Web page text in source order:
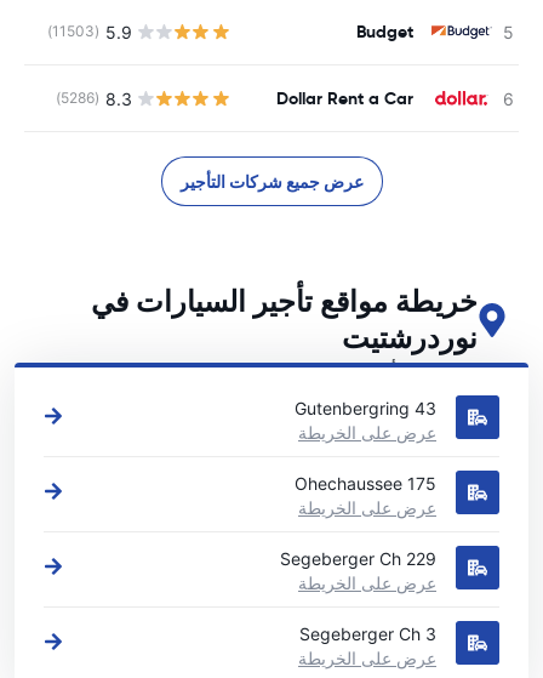
Budget
5.9
(11503)
Dollar Rent a Car
8.3
(5286)
عرض جميع شركات التأجير
خريطة مواقع تأجير السيارات في
نوردرشتيت
اطلع على مواقع تأجير السيارات الرئيسية لدينا في نوردرشتيت
Gutenbergring 43
عرض على الخريطة
Ohechaussee 175
عرض على الخريطة
Segeberger Ch 229
عرض على الخريطة
Segeberger Ch 3
عرض على الخريطة